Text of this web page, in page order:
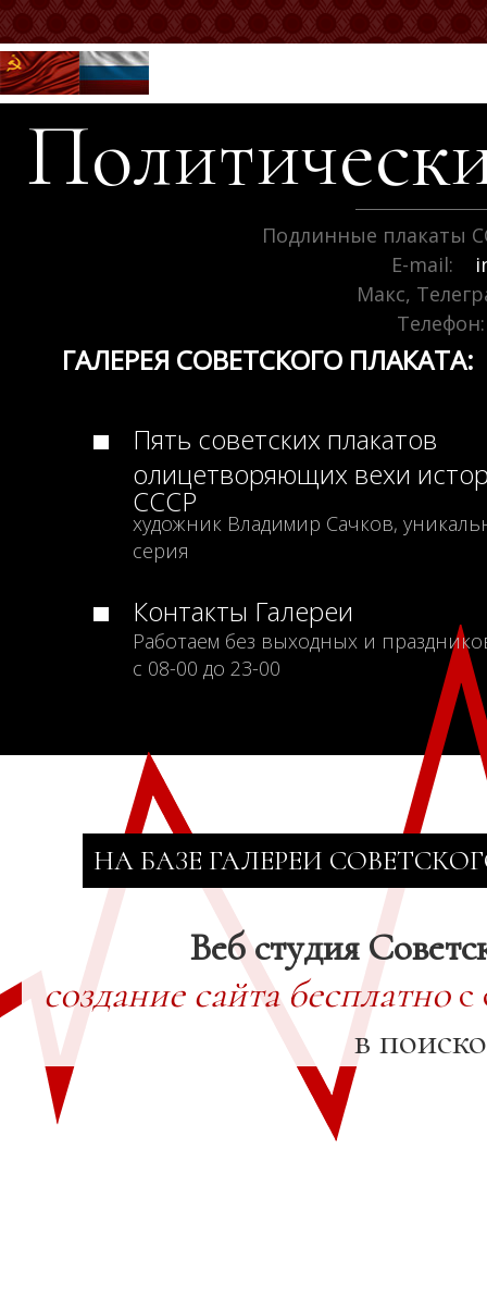
Подлинные плакаты
E-mail:
Макс,
Телефон:
ГАЛЕРЕЯ СОВЕТСКОГО ПЛАКАТА:
Пять советских плакатов
олицетворяющих вехи
СССР
художник Владимир Сачков,
серия
Контакты Галереи
Работаем без выходных и
с 08-00 до 23-00
НА БАЗЕ ГАЛЕРЕИ
Веб студия
создание сайта бесплатнос
в